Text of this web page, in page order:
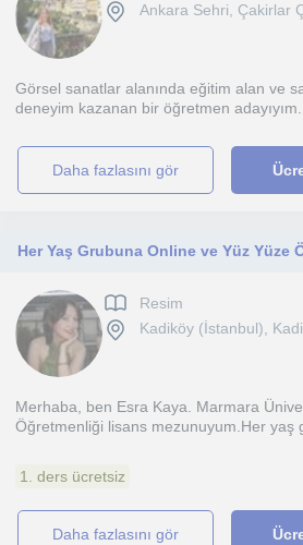
Ankara Sehri, Çakirlar
Görsel sanatlar alanında eğitim alan ve
deneyim kazanan bir öğretmen adayıyım.
daha fazlasını gör
Her Yaş Grubuna Online ve Yüz Yüze
Resim
Kadiköy (İstanbul),
Merhaba, ben Esra Kaya. Marmara
Öğretmenliği lisans mezunuyum.Her yaş
1. ders ücretsiz
daha fazlasını gör